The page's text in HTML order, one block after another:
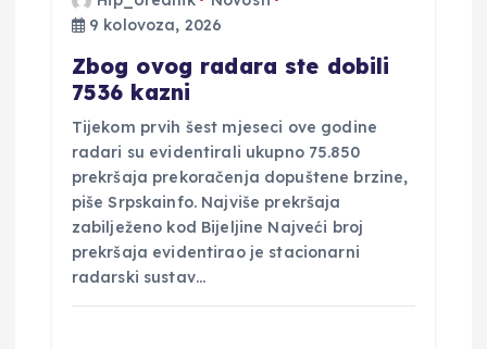
9 kolovoza, 2026
Zbog ovog radara ste dobili
7536 kazni
Tijekom prvih šest mjeseci ove godine
radari su evidentirali ukupno 75.850
prekršaja prekoračenja dopuštene brzine,
piše Srpskainfo. Najviše prekršaja
zabilježeno kod Bijeljine Najveći broj
prekršaja evidentirao je stacionarni
radarski sustav…